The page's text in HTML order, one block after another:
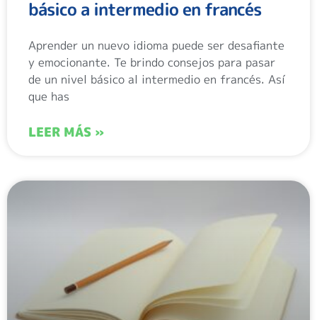
básico a intermedio en francés
Aprender un nuevo idioma puede ser desafiante
y emocionante. Te brindo consejos para pasar
de un nivel básico al intermedio en francés. Así
que has
LEER MÁS »